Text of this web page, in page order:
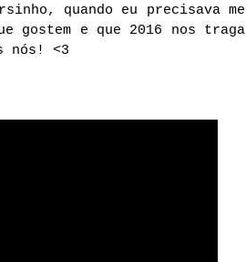
quando eu precisava me
gostem e que 2016 nos traga
nós! <3